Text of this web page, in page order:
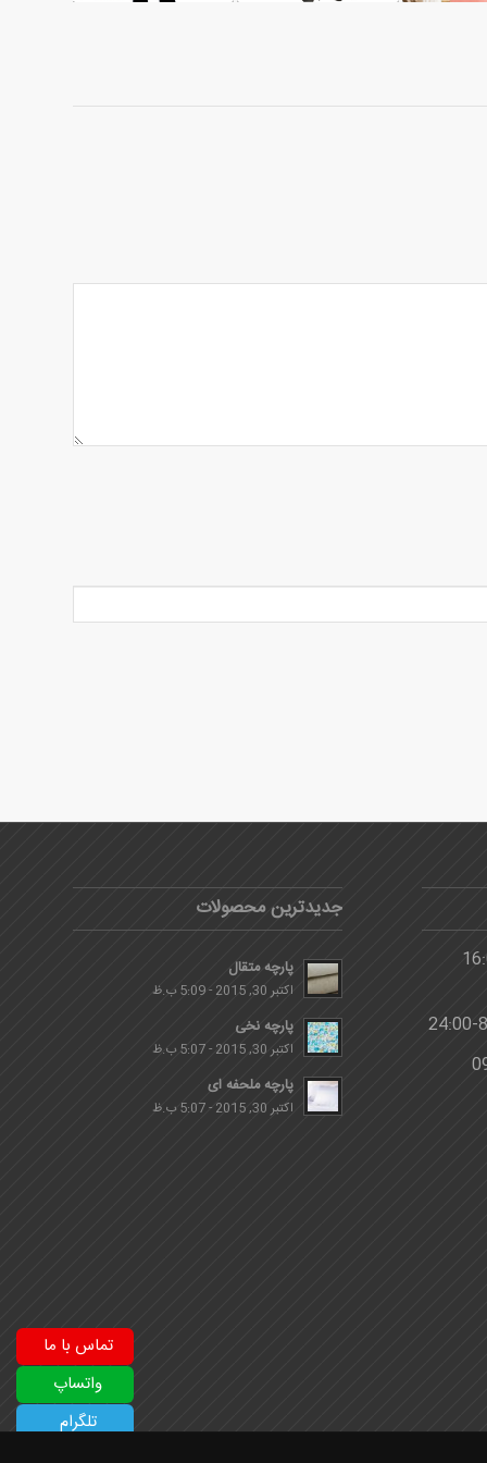
تماس با ما
واتساپ
تلگرام
جدیدترین محصولات
پارچه متقال
اکتبر 30, 2015 - 5:09 ب.ظ
پارچه نخی
اکتبر 30, 2015 - 5:07 ب.ظ
پارچه ملحفه ای
اکتبر 30, 2015 - 5:07 ب.ظ